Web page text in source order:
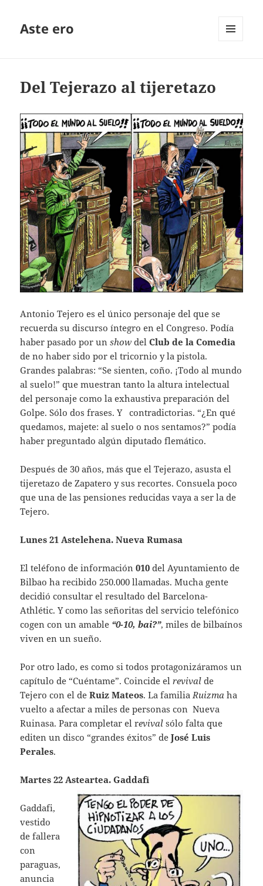
Aste ero
Del Tejerazo al tijeretazo
Antonio Tejero es el único personaje del que se
recuerda su discurso íntegro en el Congreso. Podía
haber pasado por unshowdelClub de la Comedia
de no haber sido por el tricornio y la pistola.
Grandes palabras: “Se sienten, coño. ¡Todo al mundo
al suelo!” que muestran tanto la altura intelectual
del personaje como la exhaustiva preparación del
Golpe. Sólo dos frases. Y contradictorias. “¿En qué
quedamos, majete: al suelo o nos sentamos?” podía
haber preguntado algún diputado flemático.
Después de 30 años, más que el Tejerazo, asusta el
tijeretazo de Zapatero y sus recortes. Consuela poco
que una de las pensiones reducidas vaya a ser la de
Tejero.
Lunes 21 Astelehena. Nueva Rumasa
El teléfono de información010del Ayuntamiento de
Bilbao ha recibido 250.000 llamadas. Mucha gente
decidió consultar el resultado del Barcelona-
Athlétic. Y como las señoritas del servicio telefónico
cogen con un amable “0-10, bai?”, miles de bilbaínos
viven en un sueño.
Por otro lado, es como si todos protagonizáramos un
capítulo de “Cuéntame”. Coincide elrevival de
Tejero con el deRuiz Mateos. La familiaRuizma ha
vuelto a afectar a miles de personas con Nueva
Ruinasa. Para completar el revival sólo falta que
editen un disco “grandes éxitos” deJosé Luis
Perales.
Martes 22 Asteartea. Gaddafi
Gaddafi,
vestido
de fallera
con
paraguas,
anuncia